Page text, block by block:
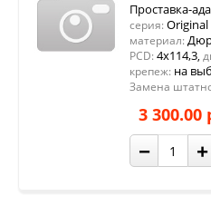
Проставка-
серия:
материал:
PCD: 4x114,3,
крепеж: на
Замена
3 300.00
− +